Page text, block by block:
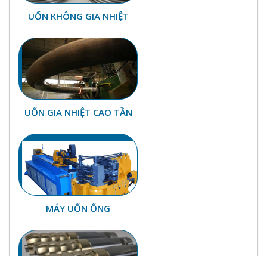
UỐN KHÔNG GIA NHIỆT
UỐN GIA NHIỆT CAO TẦN
MÁY UỐN ỐNG